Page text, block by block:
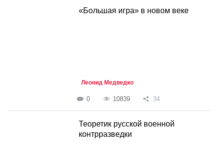
«Большая игра» в новом веке
Леонид Медведко
0 10839 34
Теоретик русской военной
контрразведки